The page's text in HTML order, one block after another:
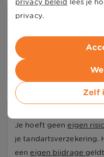
Tandartskosten
tandartsverzekering?
de
zorgkosten declareren.
Geen eigen risico
Je hoeft geen eigen
je tandartsverzekering.
een eigen bijdrage
privacy beleid lees je
privacy.
Zelf